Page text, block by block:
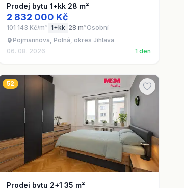
Prodej bytu 1+kk 28 m²
2 832 000 Kč
101 143 Kč/m² 1+kk 28 m²Osobní
Pojmannova, Polná, okres Jihlava
06. 08. 2026
1 den
52
Prodej bytu 2+1 35 m²